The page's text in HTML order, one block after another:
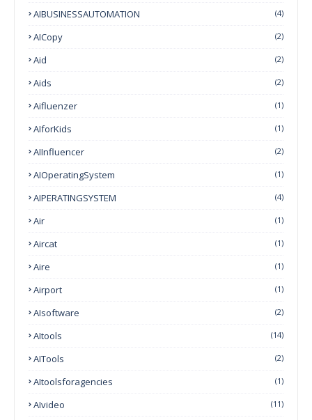
AIBUSINESSAUTOMATION (4)
AICopy (2)
Aid (2)
Aids (2)
Aifluenzer (1)
AIforKids (1)
AIInfluencer (2)
AIOperatingSystem (1)
AIPERATINGSYSTEM (4)
Air (1)
Aircat (1)
Aire (1)
Airport (1)
AIsoftware (2)
AItools (14)
AITools (2)
AItoolsforagencies (1)
AIvideo (11)